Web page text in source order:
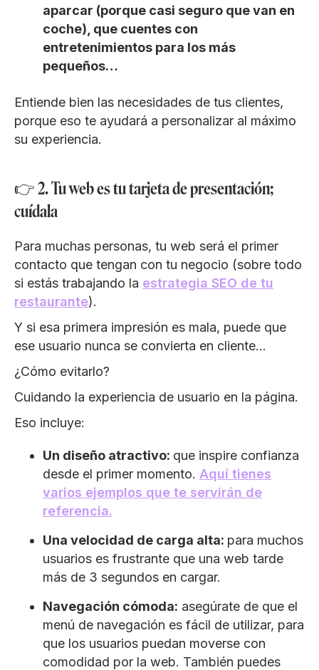
aparcar (porque casi seguro que van en
coche), que cuentes con
entretenimientos para los más
pequeños…
Entiende bien las necesidades de tus clientes,
porque eso te ayudará a personalizar al máximo
su experiencia.
👉 2. Tu web es tu tarjeta de presentación;
cuídala
Para muchas personas, tu web será el primer
contacto que tengan con tu negocio (sobre todo
si estás trabajando la estrategia SEO de tu
restaurante).
Y si esa primera impresión es mala, puede que
ese usuario nunca se convierta en cliente…
¿Cómo evitarlo?
Cuidando la experiencia de usuario en la página.
Eso incluye:
Un diseño atractivo: que inspire confianza
desde el primer momento. Aquí tienes
varios ejemplos que te servirán de
referencia.
Una velocidad de carga alta: para muchos
usuarios es frustrante que una web tarde
más de 3 segundos en cargar.
Navegación cómoda: asegúrate de que el
menú de navegación es fácil de utilizar, para
que los usuarios puedan moverse con
comodidad por la web. También puedes